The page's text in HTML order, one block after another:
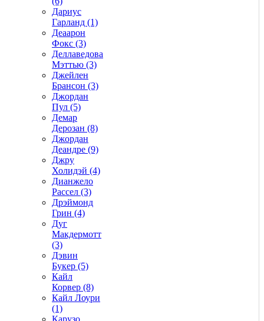
Дариус
Гарланд (1)
Деаарон
Фокс (3)
Деллаведова
Мэттью (3)
Джейлен
Брансон (3)
Джордан
Пул (5)
Демар
Дерозан (8)
Джордан
Деандре (9)
Джру
Холидэй (4)
Дианжело
Рассел (3)
Дрэймонд
Грин (4)
Дуг
Макдермотт
(3)
Дэвин
Букер (5)
Кайл
Корвер (8)
Кайл Лоури
(1)
Карузо